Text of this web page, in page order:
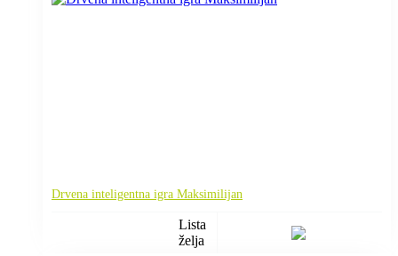
Drvena inteligentna igra Maksimilijan
Lista
želja